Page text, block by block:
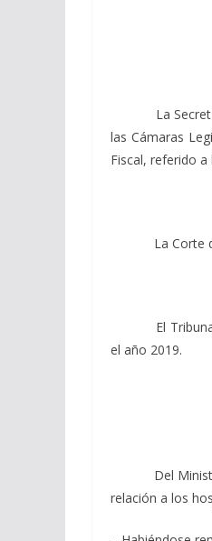
La Secretaría
las Cámaras
Fiscal, referido
La Corte de
El Tribunal
el año 2019.
Del Ministerio
relación a los